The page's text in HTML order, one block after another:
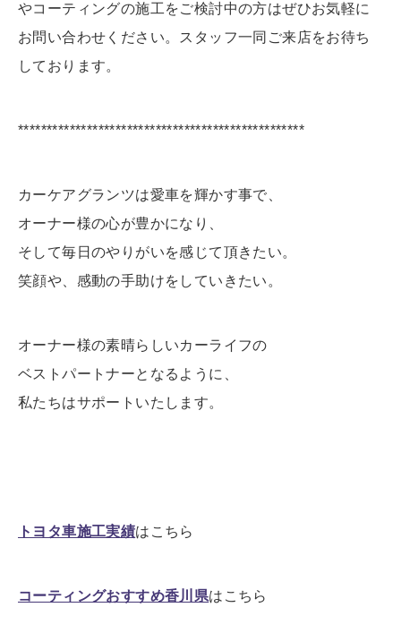
やコーティングの施工をご検討中の方はぜひお気軽に
お問い合わせください。スタッフ一同ご来店をお待ち
しております。
**************************************************
カーケアグランツは愛車を輝かす事で、
オーナー様の心が豊かになり、
そして毎日のやりがいを感じて頂きたい。
笑顔や、感動の手助けをしていきたい。
オーナー様の素晴らしいカーライフの
ベストパートナーとなるように、
私たちはサポートいたします。
トヨタ車施工実績はこちら
コーティングおすすめ香川県はこちら